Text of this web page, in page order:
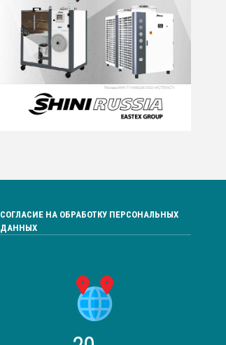
СОГЛАСИЕ НА ОБРАБОТКУ ПЕРСОНАЛЬНЫХ
ДАННЫХ